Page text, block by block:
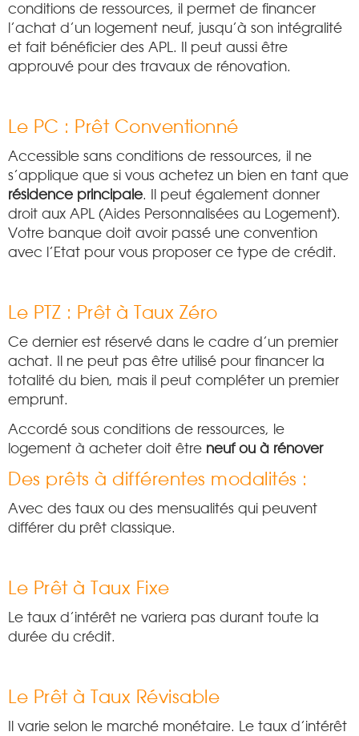
conditions de ressources, il permet de financer
l’achat d’un logement neuf, jusqu’à son intégralité
et fait bénéficier des APL. Il peut aussi être
approuvé pour des travaux de rénovation.
Le PC : Prêt Conventionné
Accessible sans conditions de ressources, il ne
s’applique que si vous achetez un bien en tant que
résidence principale. Il peut également donner
droit aux APL (Aides Personnalisées au Logement).
Votre banque doit avoir passé une convention
avec l’Etat pour vous proposer ce type de crédit.
Le PTZ : Prêt à Taux Zéro
Ce dernier est réservé dans le cadre d’un premier
achat. Il ne peut pas être utilisé pour financer la
totalité du bien, mais il peut compléter un premier
emprunt.
Accordé sous conditions de ressources, le
logement à acheter doit être neuf ou à rénover
Des prêts à différentes modalités :
Avec des taux ou des mensualités qui peuvent
différer du prêt classique.
Le Prêt à Taux Fixe
Le taux d’intérêt ne variera pas durant toute la
durée du crédit.
Le Prêt à Taux Révisable
Il varie selon le marché monétaire. Le taux d’intérêt